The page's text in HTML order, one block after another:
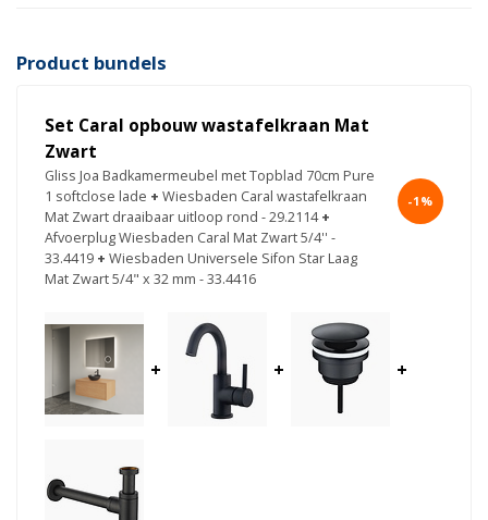
Product bundels
Set Caral opbouw wastafelkraan Mat
Zwart
Gliss Joa Badkamermeubel met Topblad 70cm Pure
1 softclose lade + Wiesbaden Caral wastafelkraan
Mat Zwart draaibaar uitloop rond - 29.2114 +
Afvoerplug Wiesbaden Caral Mat Zwart 5/4'' -
33.4419 + Wiesbaden Universele Sifon Star Laag
Mat Zwart 5/4" x 32 mm - 33.4416
-1%
+ + +